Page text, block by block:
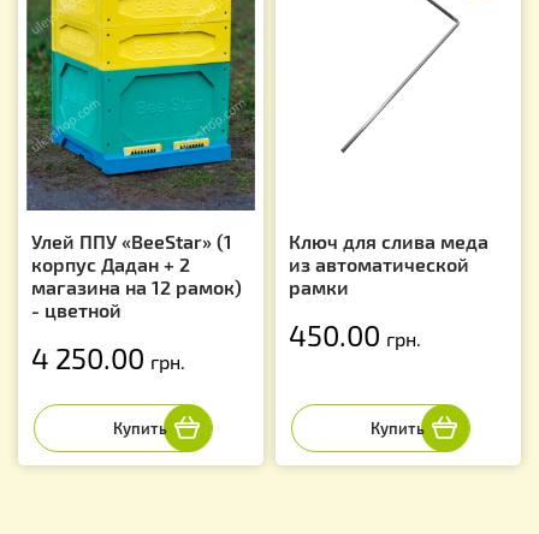
Улей ППУ «BeeStar» (1
корпус Дадан + 2
магазина на 12 рамок)
- цветной
4 250.00 грн.
Ключ для слива меда
из автоматической
рамки
450.00 грн.